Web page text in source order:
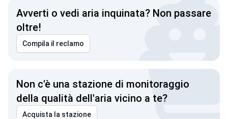
Avverti o vedi aria inquinata? Non passare
oltre!
Compila il reclamo
Non c'è una stazione di monitoraggio
della qualità dell'aria vicino a te?
Acquista la stazione